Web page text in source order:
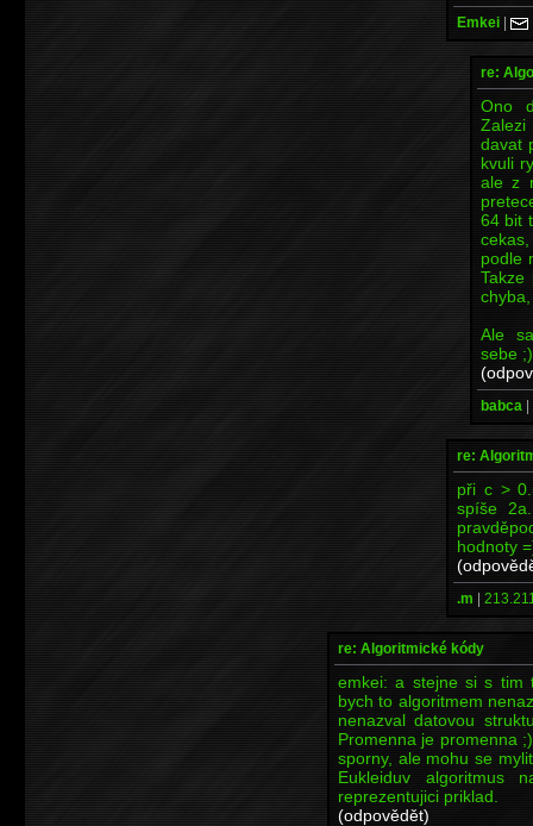
Emkei |
re:
Ono
Zalezi
davat
kvuli
ale z
64 bit
podle
Ale
sebe ;)
babca |
re:
při c >
spíše
hodnoty
.m |
re: Algoritmické kódy
emkei: a stejne si s tim
bych to algoritmem
nenazval datovou
Promenna je promenna
sporny, ale mohu se
Eukleiduv
reprezentujici priklad.
(odpovědět)